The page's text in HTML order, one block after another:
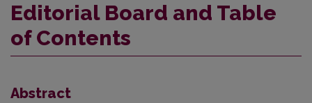
Editorial Board and Table
of Contents
Abstract